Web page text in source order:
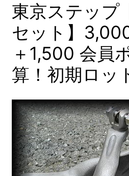
東京ステップ
セット】
＋1,500 会員
算！初期ロッ